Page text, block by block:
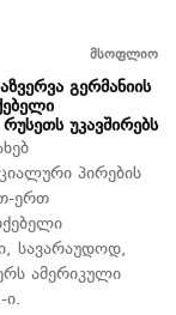
მსოფლიო
გერმანიის
უკავშირებს
პირების
ერთ
სავარაუდოდ,
ამერიკული